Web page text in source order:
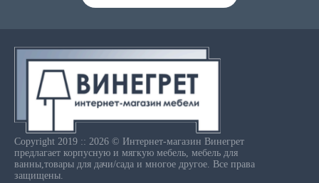
Copyright 2019 :: 2026 © Интернет-магазин Винегрет
предлагает корпусную и мягкую мебель, мебель для
ванны,товары для дачи/сада и многое другое. Все права
защищены.